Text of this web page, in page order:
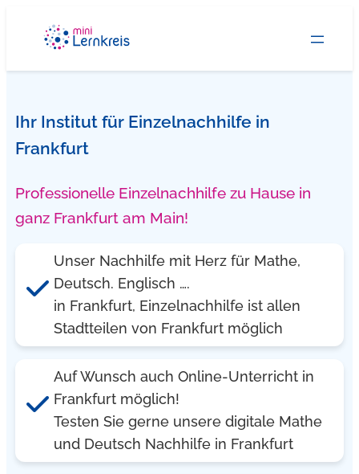
springen
Ihr Institut für Einzelnachhilfe in
Frankfurt
Professionelle Einzelnachhilfe zu Hause in
ganz Frankfurt am Main!
Unser Nachhilfe mit Herz für Mathe,
Deutsch. Englisch ….
in Frankfurt, Einzelnachhilfe ist allen
Stadtteilen von Frankfurt möglich
Auf Wunsch auch Online-Unterricht in
Frankfurt möglich!
Testen Sie gerne unsere digitale Mathe
und Deutsch Nachhilfe in Frankfurt